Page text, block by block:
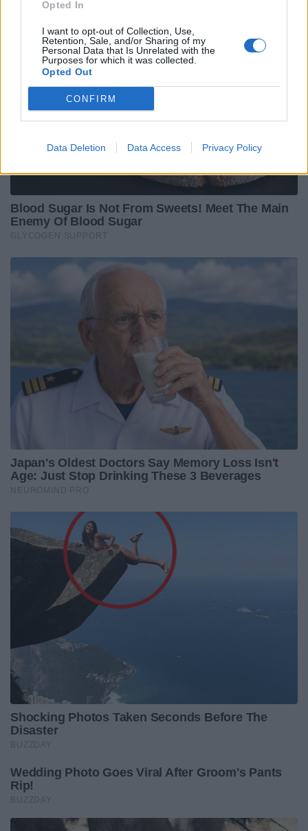
Opted In
I want to opt-out of Collection, Use,
Retention, Sale, and/or Sharing of my
Personal Data that Is Unrelated with the
Purposes for which it was collected.
Opted Out
CONFIRM
Data Deletion Data Access Privacy Policy